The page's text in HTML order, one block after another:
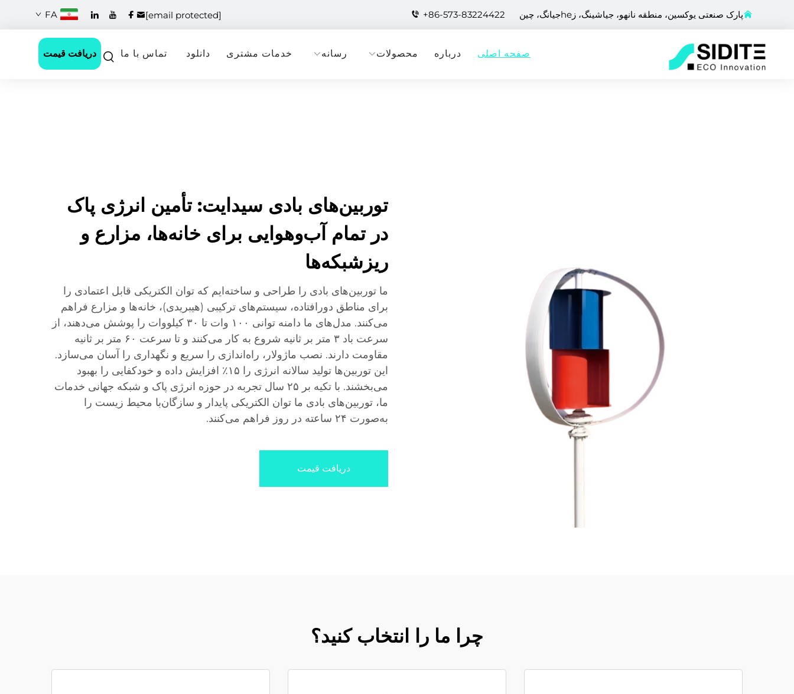
پارک صنعتی یوکسین، منطقه نانهو، جیاشینگ، زheجیانگ، چین +86-573-83224422
[email protected]
FA
صفحه اصلی درباره محصولات رسانه خدمات مشتری دانلود تماس با ما دریافت قیمت
توربین‌های بادی سیدایت: تأمین انرژی پاک
در تمام آب‌وهوایی برای خانه‌ها، مزارع و
ریزشبکه‌ها
ما توربین‌های بادی را طراحی و ساخته‌ایم که توان الکتریکی قابل اعتمادی را
برای مناطق دورافتاده، سیستم‌های ترکیبی (هیبریدی)، خانه‌ها و مزارع فراهم
می‌کنند. مدل‌های ما دامنه توانی ۱۰۰ وات تا ۳۰ کیلووات را پوشش می‌دهند، از
سرعت باد ۳ متر بر ثانیه شروع به کار می‌کنند و تا سرعت ۶۰ متر بر ثانیه
مقاومت دارند. نصب ماژولار، راه‌اندازی را سریع و نگهداری را آسان می‌سازد.
این توربین‌ها تولید سالانه انرژی را ۱۵٪ افزایش داده و خودکفایی را بهبود
می‌بخشند. با تکیه بر ۲۵ سال تجربه در حوزه انرژی پاک و شبکه جهانی خدمات
ما، توربین‌های بادی ما توان الکتریکی پایدار و سازگان‌با محیط زیست را
به‌صورت ۲۴ ساعته در روز فراهم می‌کنند.
دریافت قیمت
چرا ما را انتخاب کنید؟